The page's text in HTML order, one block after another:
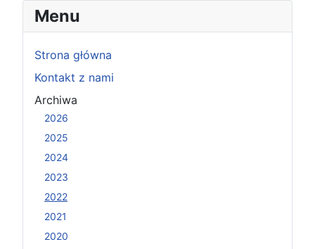
Menu
Strona główna
Kontakt z nami
Archiwa
2026
2025
2024
2023
2022
2021
2020